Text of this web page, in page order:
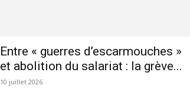
Entre « guerres d’escarmouches »
et abolition du salariat : la grève...
10 juillet 2026